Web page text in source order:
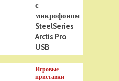
с
микрофоном
SteelSeries
Arctis Pro
USB
Игровые
приставки